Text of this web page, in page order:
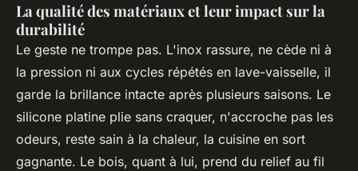
La qualité des matériaux et leur impact sur la
durabilité
Le geste ne trompe pas. L'inox rassure, ne cède ni à
la pression ni aux cycles répétés en lave-vaisselle, il
garde la brillance intacte après plusieurs saisons. Le
silicone platine plie sans craquer, n'accroche pas les
odeurs, reste sain à la chaleur, la cuisine en sort
gagnante. Le bois, quant à lui, prend du relief au fil